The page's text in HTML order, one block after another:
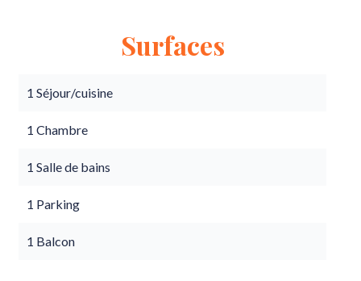
Surfaces
1 Séjour/cuisine
1 Chambre
1 Salle de bains
1 Parking
1 Balcon